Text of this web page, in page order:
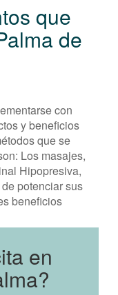
que
de
con
y beneficios
que se
Los masajes,
Hipopresiva,
potenciar sus
beneficios
en